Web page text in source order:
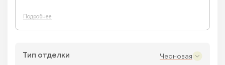
Подробнее
Тип отделки
Черновая